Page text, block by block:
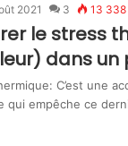
2021 3 13 338
le stress
dans un
C’est une
qui empêche ce